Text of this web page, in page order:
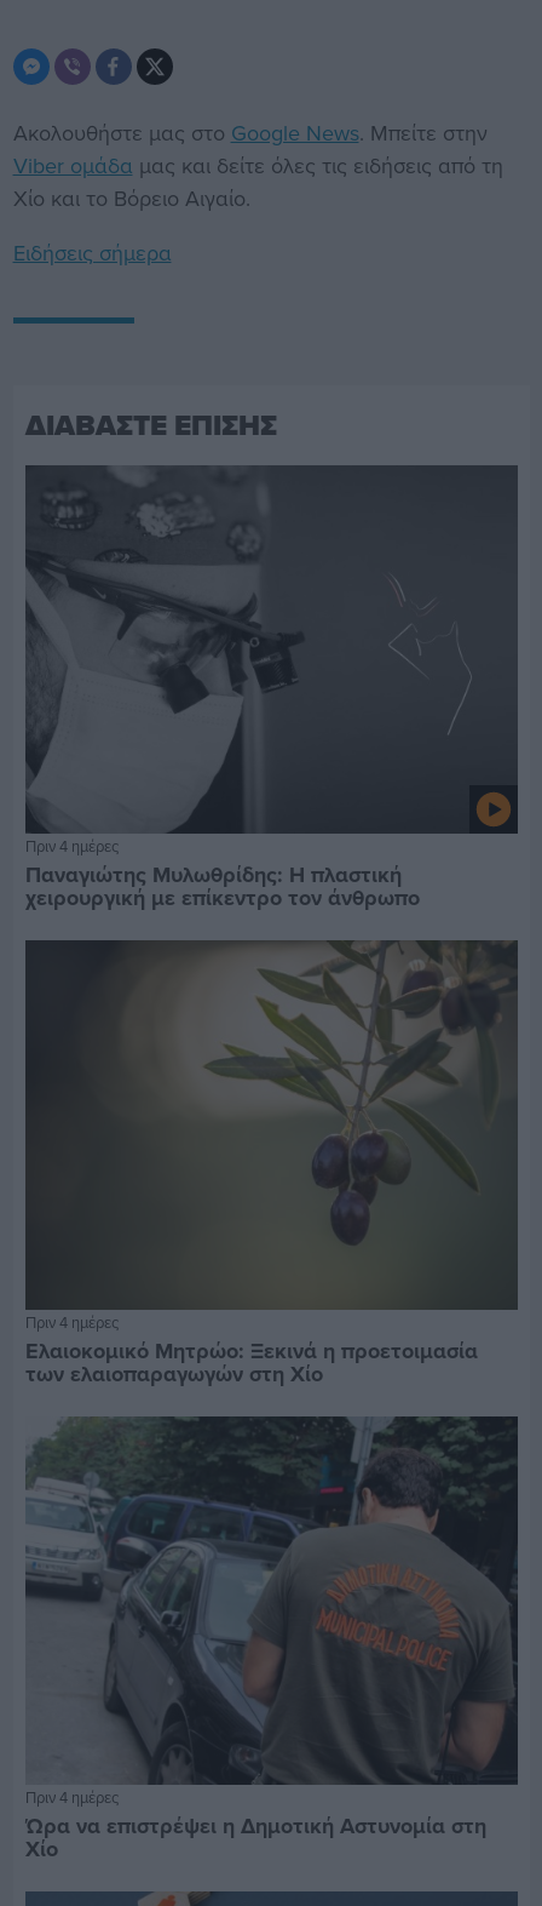
Ακολουθήστε μας στο Google News. Μπείτε στην
Viber ομάδα μας και δείτε όλες τις ειδήσεις από τη
Χίο και το Βόρειο Αιγαίο.
Ειδήσεις σήμερα
ΔΙΑΒΑΣΤΕ ΕΠΙΣΗΣ
Πριν 4 ημέρες
Παναγιώτης Μυλωθρίδης: Η πλαστική
χειρουργική με επίκεντρο τον άνθρωπο
Πριν 4 ημέρες
Ελαιοκομικό Μητρώο: Ξεκινά η προετοιμασία
των ελαιοπαραγωγών στη Χίο
Πριν 4 ημέρες
Ώρα να επιστρέψει η Δημοτική Αστυνομία στη
Χίο